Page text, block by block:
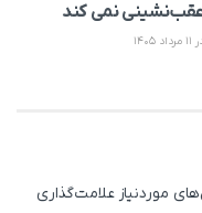
نمی‌ کند
موردنیاز علامت‌گذاری